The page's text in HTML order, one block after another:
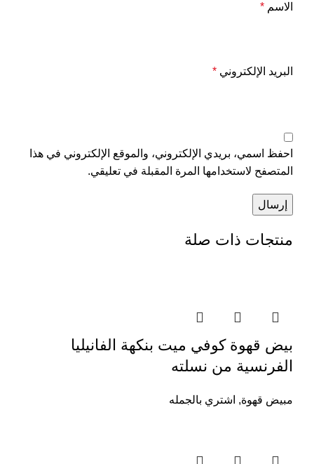
الاسم *
البريد الإلكتروني *
احفظ اسمي، بريدي الإلكتروني، والموقع الإلكتروني في هذا
المتصفح لاستخدامها المرة المقبلة في تعليقي.
منتجات ذات صلة
بيض قهوة كوفي ميت بنكهة الفانيليا
الفرنسية من نسلته
مبيض قهوة, اشتري بالجمله